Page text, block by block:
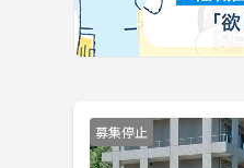
募集停止